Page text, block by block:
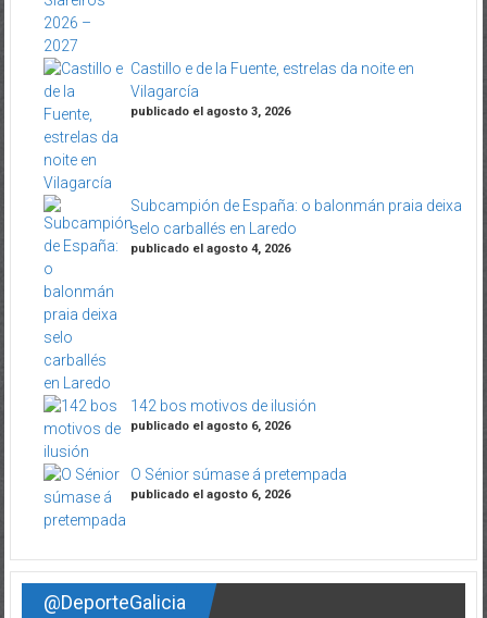
Castillo e de la Fuente, estrelas da noite en
Vilagarcía
publicado el agosto 3, 2026
Subcampión de España: o balonmán praia deixa
selo carballés en Laredo
publicado el agosto 4, 2026
142 bos motivos de ilusión
publicado el agosto 6, 2026
O Sénior súmase á pretempada
publicado el agosto 6, 2026
@DeporteGalicia